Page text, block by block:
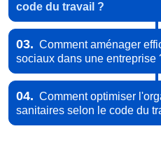
code du travail ?
03. Comment aménager
sociaux dans une entreprise
04. Comment optimiser
sanitaires selon le code du